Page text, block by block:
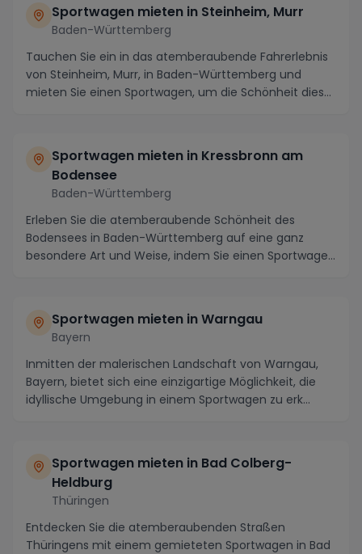
Sportwagen mieten in Steinheim, Murr
Baden-Württemberg
Tauchen Sie ein in das atemberaubende Fahrerlebnis
von Steinheim, Murr, in Baden-Württemberg und
mieten Sie einen Sportwagen, um die Schönheit dieser
Sportwagen mieten in Kressbronn am
Bodensee
Baden-Württemberg
Erleben Sie die atemberaubende Schönheit des
Bodensees in Baden-Württemberg auf eine ganz
besondere Art und Weise, indem Sie einen Sportwagen
Sportwagen mieten in Warngau
Bayern
Inmitten der malerischen Landschaft von Warngau,
Bayern, bietet sich eine einzigartige Möglichkeit, die
idyllische Umgebung in einem Sportwagen zu erk...
Sportwagen mieten in Bad Colberg-
Heldburg
Thüringen
Entdecken Sie die atemberaubenden Straßen
Thüringens mit einem gemieteten Sportwagen in Bad